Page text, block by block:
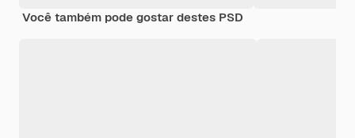
Você também pode gostar destes PSD